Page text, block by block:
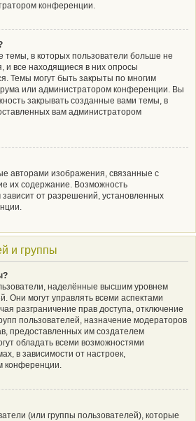
конференции.
в которых пользователи больше не
и все находящиеся в них опросы
Темы могут быть закрыты по многим
или администратором конференции. Вы
закрывать созданные вами темы, в
вам администратором
авторами изображения, связанные с
их содержание. Возможность
зависит от разрешений, установленных
и группы
наделённые высшим уровнем
Они могут управлять всеми аспектами
разграничение прав доступа, отключение
пользователей, назначение модераторов
предоставленных им создателем
обладать всеми возможностями
в зависимости от настроек,
конференции.
(или группы пользователей), которые